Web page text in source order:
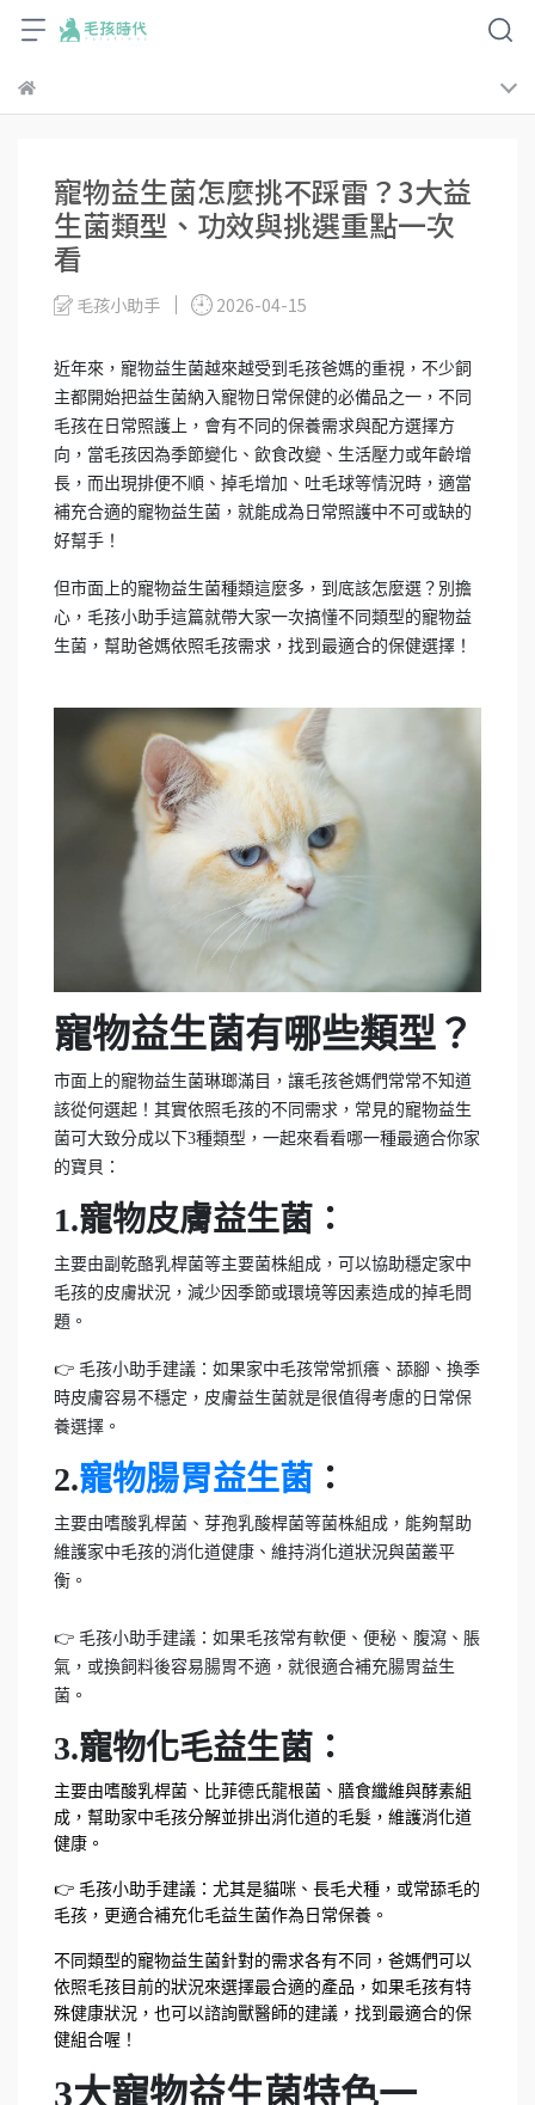
寵物益生菌怎麼挑不踩雷？3大益
生菌類型、功效與挑選重點一次
看
毛孩小助手 2026-04-15
近年來，寵物益生菌越來越受到毛孩爸媽的重視，不少飼
主都開始把益生菌納入寵物日常保健的必備品之一，不同
毛孩在日常照護上，會有不同的保養需求與配方選擇方
向，當毛孩因為季節變化、飲食改變、生活壓力或年齡增
長，而出現排便不順、掉毛增加、吐毛球等情況時，適當
補充合適的寵物益生菌，就能成為日常照護中不可或缺的
好幫手！
但市面上的寵物益生菌種類這麼多，到底該怎麼選？別擔
心，毛孩小助手這篇就帶大家一次搞懂不同類型的寵物益
生菌，幫助爸媽依照毛孩需求，找到最適合的保健選擇！
寵物益生菌有哪些類型？
市面上的寵物益生菌琳瑯滿目，讓毛孩爸媽們常常不知道
該從何選起！其實依照毛孩的不同需求，常見的寵物益生
菌可大致分成以下3種類型，一起來看看哪一種最適合你家
的寶貝：
1.寵物皮膚益生菌：
主要由副乾酪乳桿菌等主要菌株組成，可以協助穩定家中
毛孩的皮膚狀況，減少因季節或環境等因素造成的掉毛問
題。
👉 毛孩小助手建議：如果家中毛孩常常抓癢、舔腳、換季
時皮膚容易不穩定，皮膚益生菌就是很值得考慮的日常保
養選擇。
2.寵物腸胃益生菌 ：
主要由嗜酸乳桿菌、芽孢乳酸桿菌等菌株組成，能夠幫助
維護家中毛孩的消化道健康、維持消化道狀況與菌叢平
衡。
👉 毛孩小助手建議：如果毛孩常有軟便、便秘、腹瀉、脹
氣，或換飼料後容易腸胃不適，就很適合補充腸胃益生
菌。
3.寵物化毛益生菌：
主要由嗜酸乳桿菌、比菲德氏龍根菌、膳食纖維與酵素組
成，幫助家中毛孩分解並排出消化道的毛髮，維護消化道
健康。
👉 毛孩小助手建議：尤其是貓咪、長毛犬種，或常舔毛的
毛孩，更適合補充化毛益生菌作為日常保養。
不同類型的寵物益生菌針對的需求各有不同，爸媽們可以
依照毛孩目前的狀況來選擇最合適的產品，如果毛孩有特
殊健康狀況，也可以諮詢獸醫師的建議，找到最適合的保
健組合喔！
3大寵物益生菌特色一